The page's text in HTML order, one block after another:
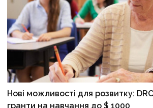
Нові можливості для розвитку:
гранти на навчання до $ 1000